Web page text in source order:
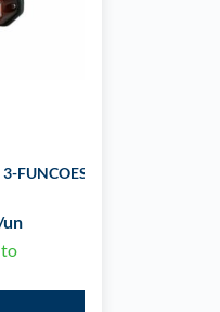
FUNCOES 12-24V